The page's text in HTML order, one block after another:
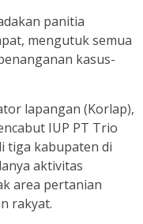
panitia
mengutuk semua
kasus-
lapangan (Korlap),
IUP PT Trio
tiga kabupaten di
aktivitas
area pertanian
rakyat.